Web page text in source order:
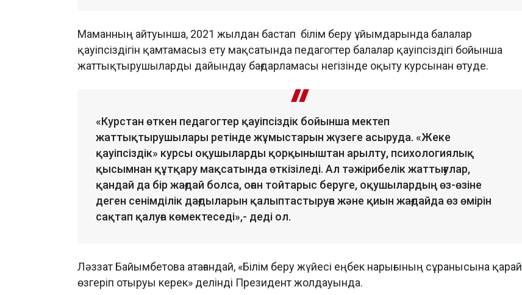
Маманның айтуынша, 2021 жылдан бастап білім беру ұйымдарында балалар
қауіпсіздігін қамтамасыз ету мақсатында педагогтер балалар қауіпсіздігі бойынша
жаттықтырушыларды дайындау бағдарламасы негізінде оқыту курсынан өтуде.
«Курстан өткен педагогтер қауіпсіздік бойынша мектеп
жаттықтырушылары ретінде жұмыстарын жүзеге асыруда. «Жеке
қауіпсіздік» курсы оқушыларды қорқыныштан арылту, психологиялық
қысымнан құтқару мақсатында өткізіледі. Ал тәжірибелік жаттығулар,
қандай да бір жағдай болса, оған тойтарыс беруге, оқушылардың өз-өзіне
деген сенімділік дағдыларын қалыптастыруға және қиын жағдайда өз өмірін
сақтап қалуға көмектеседі»,- деді ол.
Ләззат Байымбетова атағандай, «Білім беру жүйесі еңбек нарығының сұранысына қарай
өзгеріп отыруы керек» делінді Президент жолдауында.